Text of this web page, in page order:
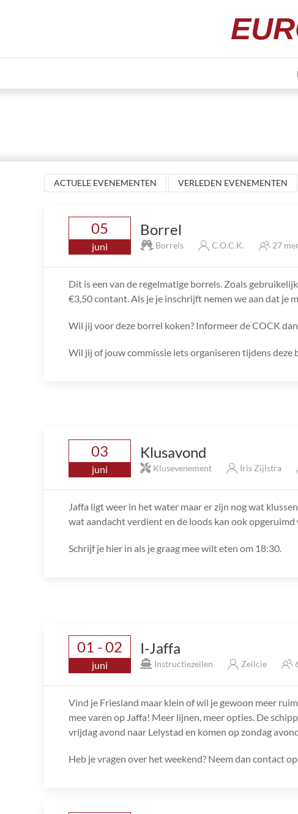
ACTUELE EVENEMENTEN VERLEDEN EVENEMENTEN
05
juni
Borrel
Borrels C.O.C.K. 27
Dit is een van de regelmatige borrels. Zoals
€3,50 contant. Als je je inschrijft nemen we aan dat je
Wil jij voor deze borrel koken? Informeer de COCK
Wil jij of jouw commissie iets organiseren tijdens deze
03
juni
Klusavond
Klusevenement Iris Zijlstra
Jaffa ligt weer in het water maar er zijn nog wat
wat aandacht verdient en de loods kan ook opgeruimd
Schrijf je hier in als je graag mee wilt eten om 18:30.
01 - 02
juni
I-Jaffa
Instructiezeilen Zeilcie
Vind je Friesland maar klein of wil je gewoon meer
mee varen op Jaffa! Meer lijnen, meer opties. De
vrijdag avond naar Lelystad en komen op zondag
Heb je vragen over het weekend? Neem dan contact